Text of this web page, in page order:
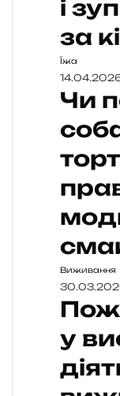
і
за
Їжа
Чи
Виживання
у